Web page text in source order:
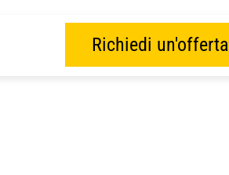
Richiedi un'offerta